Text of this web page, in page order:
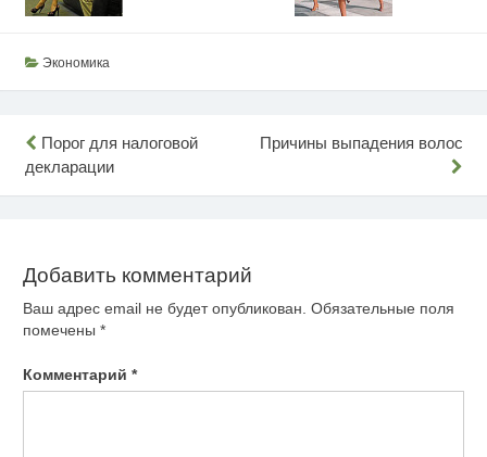
Экономика
Навигация
по
Порог для налоговой
декларации
Причины выпадения волос
Добавить комментарий
Ваш адрес email не будет опубликован. Обязательные поля
помечены *
Комментарий *